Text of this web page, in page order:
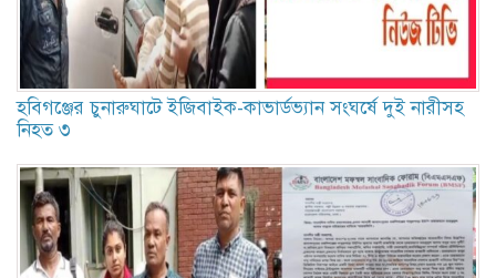
হবিগঞ্জের চুনারুঘাটে ইজিবাইক-কাভার্ডভ্যান সংঘর্ষে দুই নারীসহ
নিহত ৩